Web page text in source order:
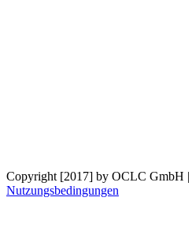
Copyright [2017] by OCLC GmbH |
Nutzungsbedingungen